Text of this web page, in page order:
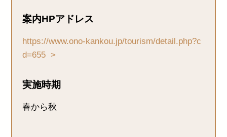
案内HPアドレス
https://www.ono-kankou.jp/tourism/detail.php?c
d=655
実施時期
春から秋